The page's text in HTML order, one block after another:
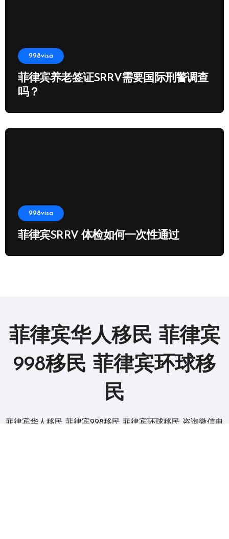
998visa
菲律宾养老签证SRRV需要国际刑警调查
吗？
998visa
菲律宾SRRV 体检如何一次性通过
菲律宾华人移民 菲律宾
998移民 菲律宾环球移
民
菲律宾华人移民 菲律宾998移民 菲律宾环球移民 咨询微信电